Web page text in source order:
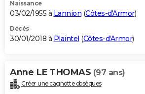
Naissance
03/02/1955 à Lannion (Côtes-d'Armor)
Décès
30/01/2018 à Plaintel (Côtes-d'Armor)
Anne LE THOMAS (97 ans)
Créer une cagnotte obsèques